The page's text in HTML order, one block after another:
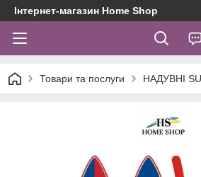
Інтернет-магазин Home Shop
Товари та послуги НАДУВНІ